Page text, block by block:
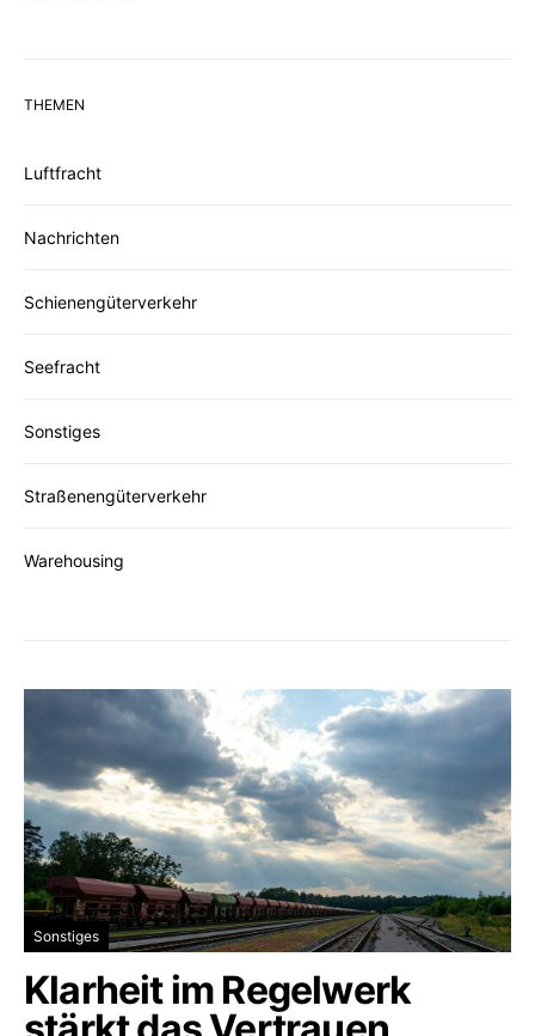
THEMEN
Luftfracht
Nachrichten
Schienengüterverkehr
Seefracht
Sonstiges
Straßenengüterverkehr
Warehousing
Sonstiges
Klarheit im Regelwerk